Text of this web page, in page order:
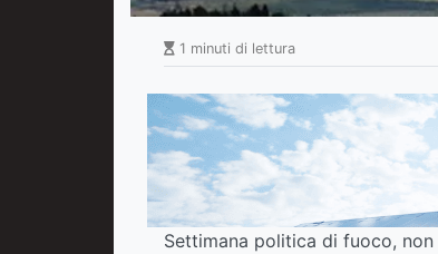
1 minuti di lettura
Settimana politica di fuoco,